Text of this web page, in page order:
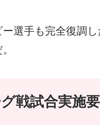
選手も完全復調
戦試合実施